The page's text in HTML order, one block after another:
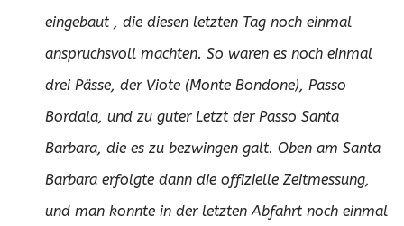
eingebaut , die diesen letzten Tag noch einmal
anspruchsvoll machten. So waren es noch einmal
drei Pässe, der Viote (Monte Bondone), Passo
Bordala, und zu guter Letzt der Passo Santa
Barbara, die es zu bezwingen galt. Oben am Santa
Barbara erfolgte dann die offizielle Zeitmessung,
und man konnte in der letzten Abfahrt noch einmal